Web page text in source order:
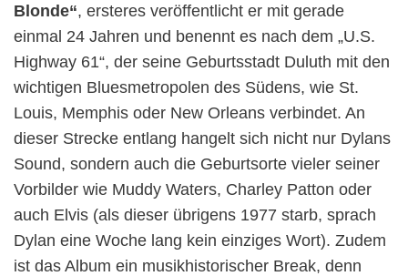
Blonde“, ersteres veröffentlicht er mit gerade
einmal 24 Jahren und benennt es nach dem „U.S.
Highway 61“, der seine Geburtsstadt Duluth mit den
wichtigen Bluesmetropolen des Südens, wie St.
Louis, Memphis oder New Orleans verbindet. An
dieser Strecke entlang hangelt sich nicht nur Dylans
Sound, sondern auch die Geburtsorte vieler seiner
Vorbilder wie Muddy Waters, Charley Patton oder
auch Elvis (als dieser übrigens 1977 starb, sprach
Dylan eine Woche lang kein einziges Wort). Zudem
ist das Album ein musikhistorischer Break, denn